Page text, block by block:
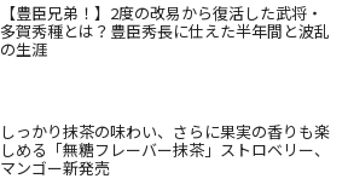
【豊臣兄弟！】2度の改易から復活した武将・
多賀秀種とは？豊臣秀長に仕えた半年間と波乱
の生涯
しっかり抹茶の味わい、さらに果実の香りも楽
しめる「無糖フレーバー抹茶」ストロベリー、
マンゴー新発売